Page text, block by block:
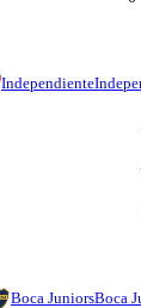
Independiente
Boca JuniorsBoca